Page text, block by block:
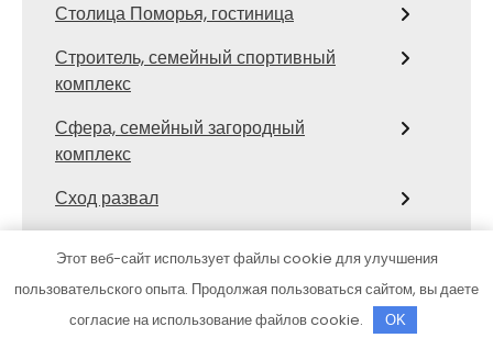
Столица Поморья, гостиница
Строитель, семейный спортивный
комплекс
Сфера, семейный загородный
комплекс
Сход развал
Сывлах, Баня №3
Темерницкий, развлекательный
Этот веб-сайт использует файлы cookie для улучшения
пользовательского опыта. Продолжая пользоваться сайтом, вы даете
согласие на использование файлов cookie.
OK